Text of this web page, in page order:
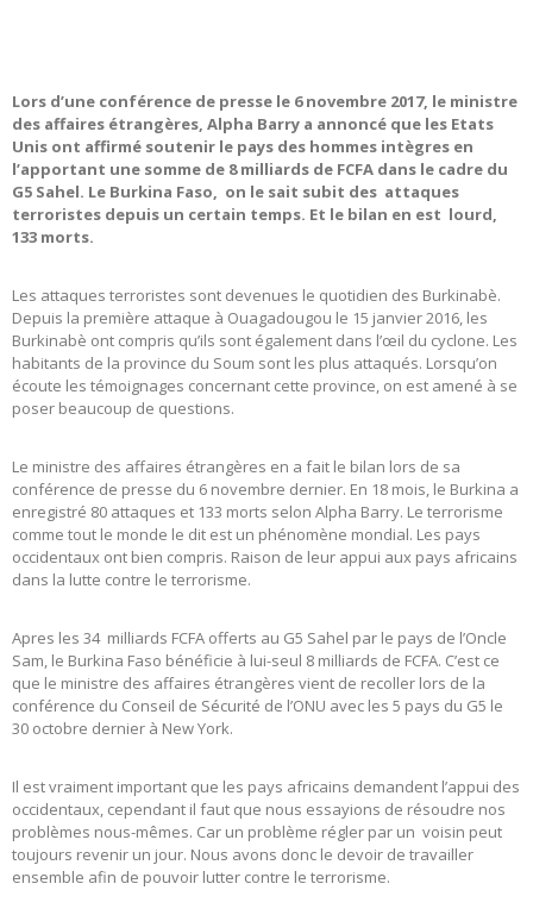
Lors d’une conférence de presse le 6 novembre 2017, le ministre
des affaires étrangères, Alpha Barry a annoncé que les Etats
Unis ont affirmé soutenir le pays des hommes intègres en
l’apportant une somme de 8 milliards de FCFA dans le cadre du
G5 Sahel. Le Burkina Faso, on le sait subit des attaques
terroristes depuis un certain temps. Et le bilan en est lourd,
133 morts.
Les attaques terroristes sont devenues le quotidien des Burkinabè.
Depuis la première attaque à Ouagadougou le 15 janvier 2016, les
Burkinabè ont compris qu’ils sont également dans l’œil du cyclone. Les
habitants de la province du Soum sont les plus attaqués. Lorsqu’on
écoute les témoignages concernant cette province, on est amené à se
poser beaucoup de questions.
Le ministre des affaires étrangères en a fait le bilan lors de sa
conférence de presse du 6 novembre dernier. En 18 mois, le Burkina a
enregistré 80 attaques et 133 morts selon Alpha Barry. Le terrorisme
comme tout le monde le dit est un phénomène mondial. Les pays
occidentaux ont bien compris. Raison de leur appui aux pays africains
dans la lutte contre le terrorisme.
Apres les 34 milliards FCFA offerts au G5 Sahel par le pays de l’Oncle
Sam, le Burkina Faso bénéficie à lui-seul 8 milliards de FCFA. C’est ce
que le ministre des affaires étrangères vient de recoller lors de la
conférence du Conseil de Sécurité de l’ONU avec les 5 pays du G5 le
30 octobre dernier à New York.
Il est vraiment important que les pays africains demandent l’appui des
occidentaux, cependant il faut que nous essayions de résoudre nos
problèmes nous-mêmes. Car un problème régler par un voisin peut
toujours revenir un jour. Nous avons donc le devoir de travailler
ensemble afin de pouvoir lutter contre le terrorisme.